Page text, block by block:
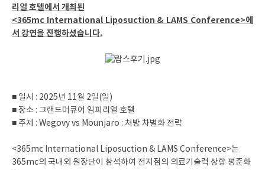
리얼 호텔에서 개최된
<365mc International Liposuction & LAMS Conference>에
서 강연을 진행하셨습니다.
■ 일시 : 2025년 11월 2일(일)
■ 장소 : 그랜드머큐어 임피리얼 호텔
■ 주제 : Wegovy vs Mounjaro : 처방 차별화 전략
<365mc International Liposuction & LAMS Conference>는
365mc의 국내외 원장단이 참석하여 전지점의 의료기술력 상향 평준화